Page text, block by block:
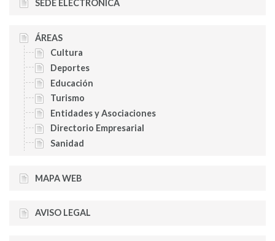
SEDE ELECTRÓNICA
ÁREAS
Cultura
Deportes
Educación
Turismo
Entidades y Asociaciones
Directorio Empresarial
Sanidad
MAPA WEB
AVISO LEGAL